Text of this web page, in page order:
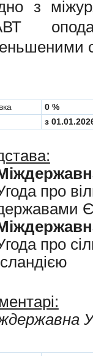
з
0 %
з
про
про